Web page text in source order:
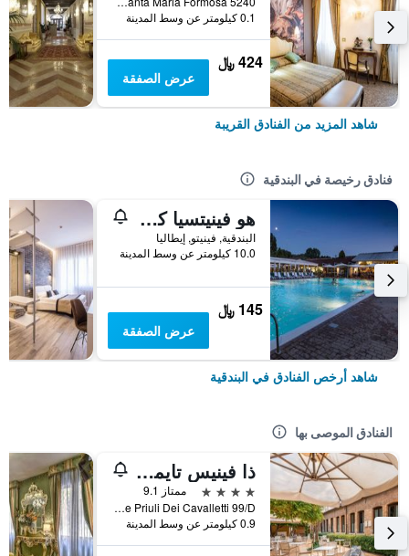
0.1 كيلومتر عن وسط المدينة
424 ﷼
عرض الصفقة
شاهد المزيد من الفنادق القريبة
فنادق رخيصة في البندقية
هو فينيتسيا كامبنج إن تاون
البندقية, فينيتو, إيطاليا
10.0 كيلومتر عن وسط المدينة
145 ﷼
عرض الصفقة
شاهد أرخص الفنادق في البندقية
الفنادق الموصى بها
ذا فينيس تايمز هوتل، فينيت كوليكش باي آيتش جي
4 نجوم
ممتاز 9.1
Calle Priuli Dei Cavalletti 99/D, البندقية, فينيتو, إيطاليا
0.9 كيلومتر عن وسط المدينة